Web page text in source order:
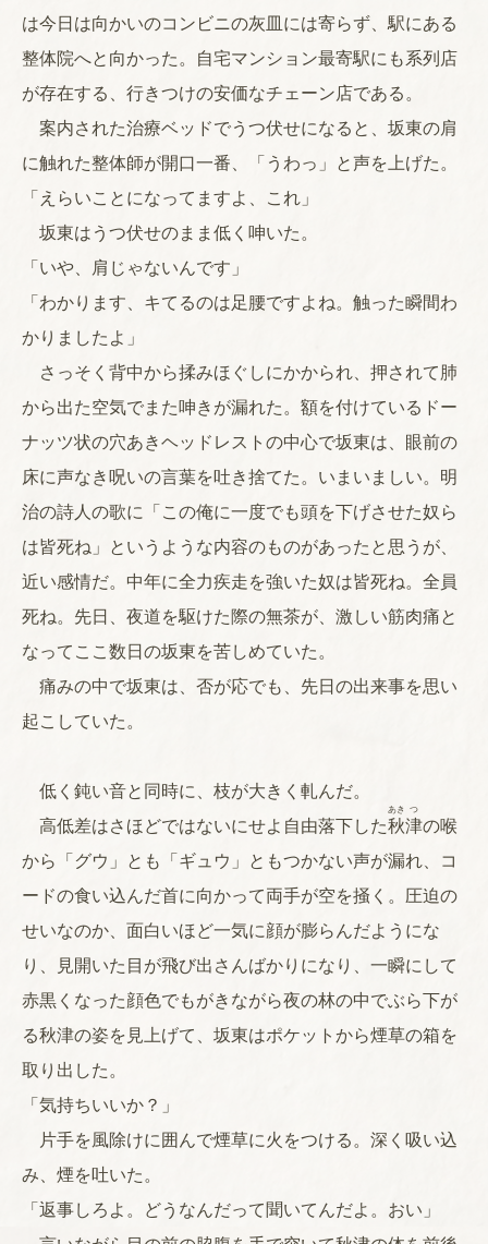
は今日は向かいのコンビニの灰皿には寄らず、駅にある
整体院へと向かった。自宅マンション最寄駅にも系列店
が存在する、行きつけの安価なチェーン店である。
案内された治療ベッドでうつ伏せになると、坂東の肩
に触れた整体師が開口一番、「うわっ」と声を上げた。
「えらいことになってますよ、これ」
坂東はうつ伏せのまま低く呻いた。
「いや、肩じゃないんです」
「わかります、キてるのは足腰ですよね。触った瞬間わ
かりましたよ」
さっそく背中から揉みほぐしにかかられ、押されて肺
から出た空気でまた呻きが漏れた。額を付けているドー
ナッツ状の穴あきヘッドレストの中心で坂東は、眼前の
床に声なき呪いの言葉を吐き捨てた。いまいましい。明
治の詩人の歌に「この俺に一度でも頭を下げさせた奴ら
は皆死ね」というような内容のものがあったと思うが、
近い感情だ。中年に全力疾走を強いた奴は皆死ね。全員
死ね。先日、夜道を駆けた際の無茶が、激しい筋肉痛と
なってここ数日の坂東を苦しめていた。
痛みの中で坂東は、否が応でも、先日の出来事を思い
起こしていた。
低く鈍い音と同時に、枝が大きく軋んだ。
高低差はさほどではないにせよ自由落下した秋
あき
津
つ
の喉
から「グウ」とも「ギュウ」ともつかない声が漏れ、コ
ードの食い込んだ首に向かって両手が空を掻く。圧迫の
せいなのか、面白いほど一気に顔が膨らんだようにな
り、見開いた目が飛び出さんばかりになり、一瞬にして
赤黒くなった顔色でもがきながら夜の林の中でぶら下が
る秋津の姿を見上げて、坂東はポケットから煙草の箱を
取り出した。
「気持ちいいか？」
片手を風除けに囲んで煙草に火をつける。深く吸い込
み、煙を吐いた。
「返事しろよ。どうなんだって聞いてんだよ。おい」